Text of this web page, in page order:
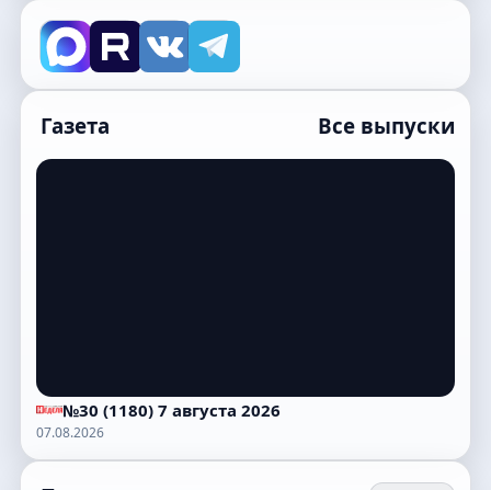
Газета Все выпуски
№30 (1180) 7 августа 2026
07.08.2026